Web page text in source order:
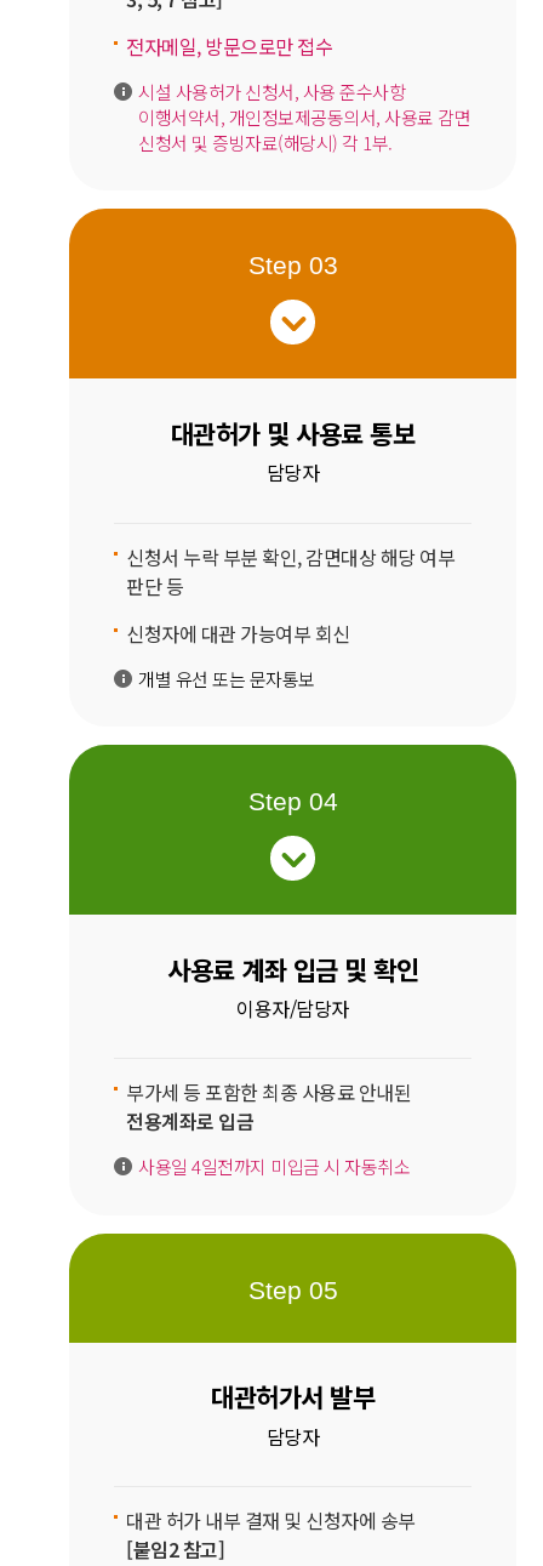
전자메일, 방문으로만 접수
시설 사용허가 신청서, 사용 준수사항
이행서약서, 개인정보제공동의서, 사용료 감면
신청서 및 증빙자료(해당시) 각 1부.
Step 03
대관허가 및 사용료 통보
담당자
신청서 누락 부분 확인, 감면대상 해당 여부
판단 등
신청자에 대관 가능여부 회신
개별 유선 또는 문자통보
Step 04
사용료 계좌 입금 및 확인
이용자/담당자
부가세 등 포함한 최종 사용료 안내된
전용계좌로 입금
사용일 4일전까지 미입금 시 자동취소
Step 05
대관허가서 발부
담당자
대관 허가 내부 결재 및 신청자에 송부
[붙임2 참고]